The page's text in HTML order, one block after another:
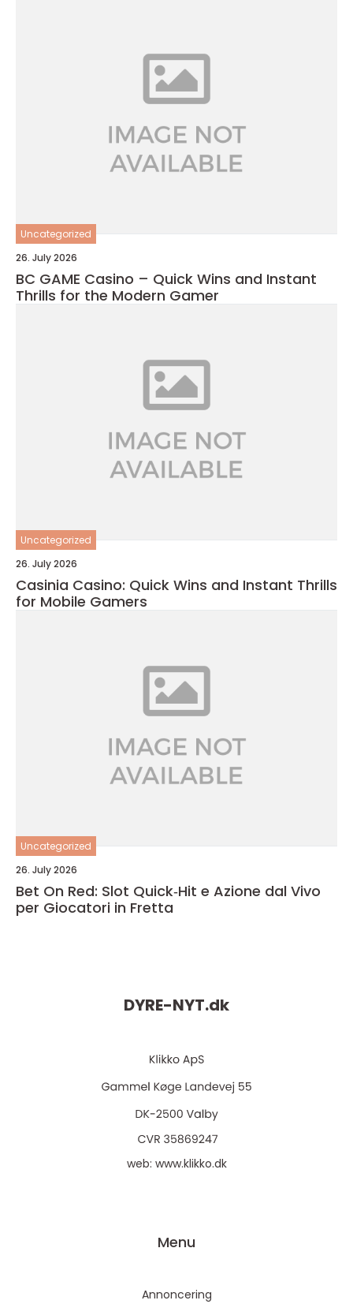
Uncategorized
26. July 2026
BC GAME Casino – Quick Wins and Instant
Thrills for the Modern Gamer
Uncategorized
26. July 2026
Casinia Casino: Quick Wins and Instant Thrills
for Mobile Gamers
Uncategorized
26. July 2026
Bet On Red: Slot Quick‑Hit e Azione dal Vivo
per Giocatori in Fretta
DYRE-NYT.dk
web: www.klikko.dk
Menu
Annoncering